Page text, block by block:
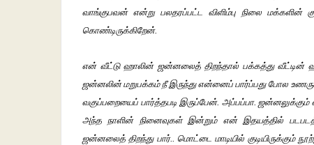
வாங்குபவன் என்று பலதரப்பட்ட விளிம்பு நிலை
கொண்டிருக்கிறேன்.
என் வீட்டு ஹாலின் ஜன்னலைத் திறந்தால் பக்கத்து
ஜன்னலின் மறுபக்கம் நீ இருந்து என்னைப் பார்ப்பது போல
வகுப்பறையைப் பார்த்தபடி இருப்பேன். அப்பப்பா.
அந்த நாளின் நினைவுகள் இன்றும் என் இதயத்தில்
ஜன்னலைத் திறந்து பார்.. மொட்டை மாடியில்